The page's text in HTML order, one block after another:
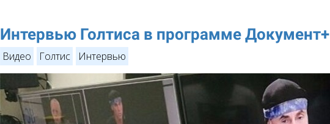
Интервью Голтиса в программе Документ+
Видео Голтис Интервью